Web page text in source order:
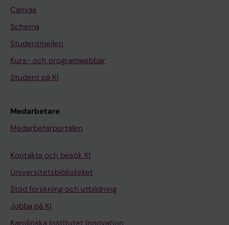
Canvas
Schema
Studentmejlen
Kurs- och programwebbar
Student på KI
Medarbetare
Medarbetarportalen
Kontakta och besök KI
Universitetsbiblioteket
Stöd forskning och utbildning
Jobba på KI
Karolinska Institutet Innovation